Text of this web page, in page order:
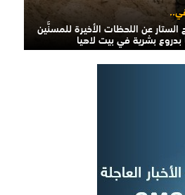
عن اللحظات الأخيرة للمسنَّين
بشرية في بيت لاهيا